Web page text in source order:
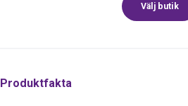
Välj butik
Produktfakta